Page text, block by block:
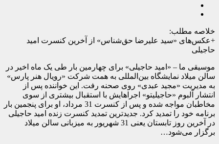
خلاصه مطلب:
+عکس‌های «سید علیرضا حق‌شناس» از آخرین کنسرت امید
حاجیلی
موسیقی ما – «امید حاجیلی» برای چهارمین بار طی یک ماه اخیر در
سالن میلاد نمایشگاه بین‌المللی به همت شرکت «رویال هنر پارس»
به مدیریت «مجید عبدی» روی صحنه رفت. این خواننده پس از
انتشار آلبوم «حاجیلیتو» اجراهایش با استقبال بیشتری از سوی
مخاطبان مواجه شده و پس از کنسرت 31 مرداد، او برای پنجمین بار
برنامه خود را تمدید کرد. جدیدترین تمدید کنسرت زنده امید حاجیلی
در آخرین روز تابستان یعنی 31 شهریور به میزبانی سالن میلاد
برگزار می‌شود…